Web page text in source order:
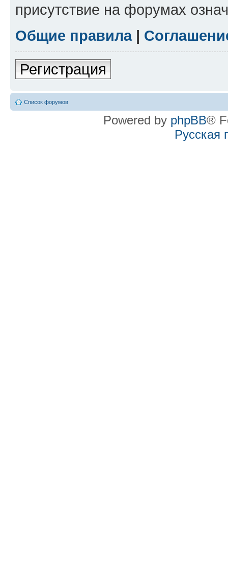
присутствие на форумах
Общие правила|
Регистрация
Список форумов
Powered by phpBB®
Русская